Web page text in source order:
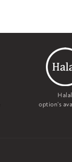
Halal
option's